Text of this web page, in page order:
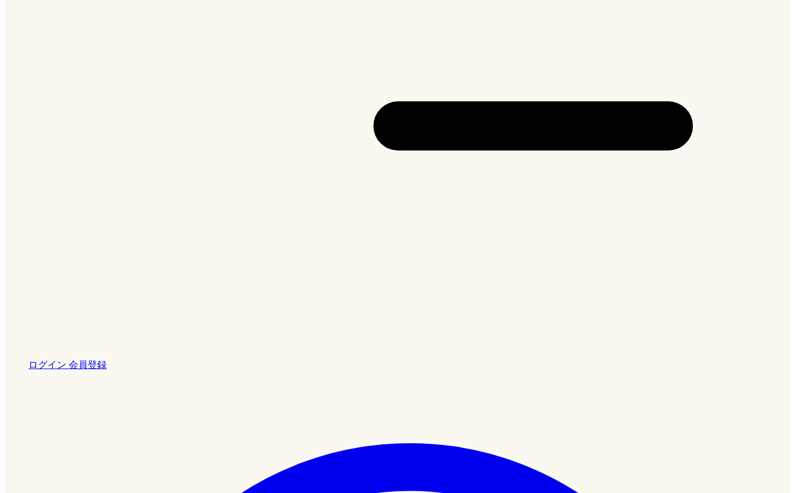
ログイン 会員登録